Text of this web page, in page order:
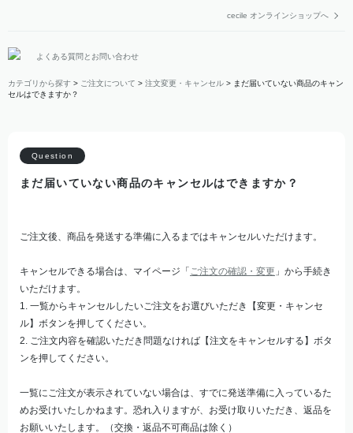
cecile オンラインショップへ
よくある質問とお問い合わせ
カテゴリから探す > ご注文について > 注文変更・キャンセル > まだ届いていない商品のキャン
セルはできますか？
まだ届いていない商品のキャンセルはできますか？
ご注文後、商品を発送する準備に入るまではキャンセルいただけます。
キャンセルできる場合は、マイページ「 ご注文の確認・変更 」から手続き
いただけます。
1. 一覧からキャンセルしたいご注文をお選びいただき【変更・キャンセ
ル】ボタンを押してください。
2. ご注文内容を確認いただき問題なければ【注文をキャンセルする】ボタ
ンを押してください。
一覧にご注文が表示されていない場合は、すでに発送準備に入っているた
めお受けいたしかねます。恐れ入りますが、お受け取りいただき、返品を
お願いいたします。（交換・返品不可商品は除く）